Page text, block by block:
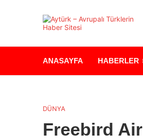
ANASAYFA HABERLER
DÜNYA
Freebird